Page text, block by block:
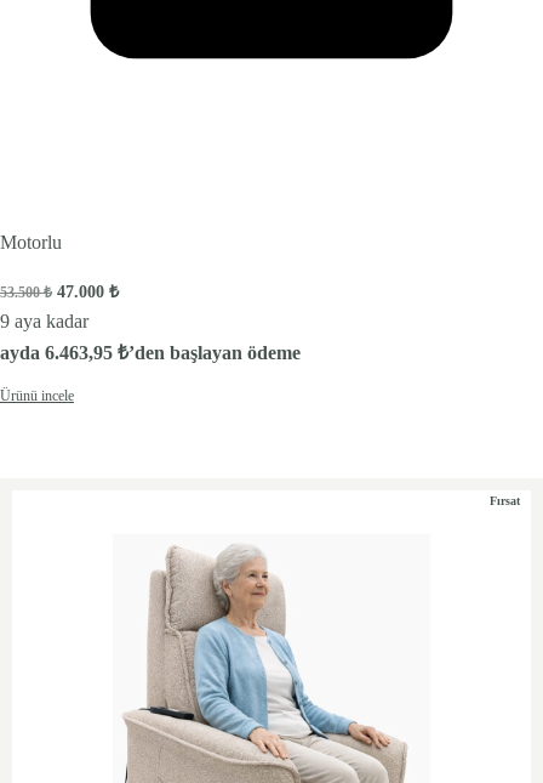
Motorlu
53.500₺ Orijinal fiyat: 53.500 ₺.
47.000 ₺Şu andaki fiyat: 47.000 ₺.
9 aya kadar
ayda 6.463,95 ₺’den başlayan ödeme
Ürünü incele
Fırsat